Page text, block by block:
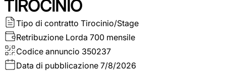
TIROCINIO
Tipo di contratto Tirocinio/Stage
Retribuzione Lorda 700 mensile
Codice annuncio 350237
Data di pubblicazione 7/8/2026